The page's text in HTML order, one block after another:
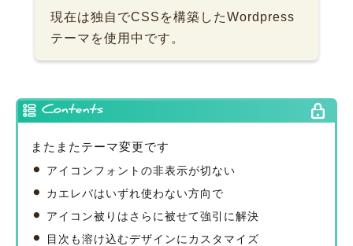
現在は独自でCSSを構築したWordpress
テーマを使用中です。
Contents
またまたテーマ変更です
アイコンフォントの非表示が切ない
カエレバはいずれ使わない方向で
アイコン被りはさらに被せて強引に解決
目次も溶け込むデザインにカスタマイズ